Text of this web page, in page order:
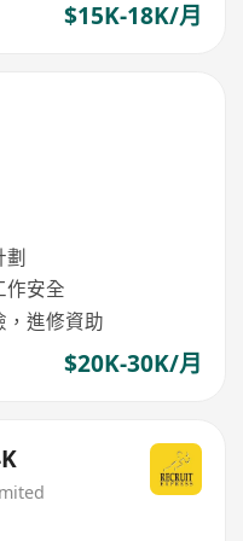
$15K-18K/月
劃
作安全
進修資助
$20K-30K/月